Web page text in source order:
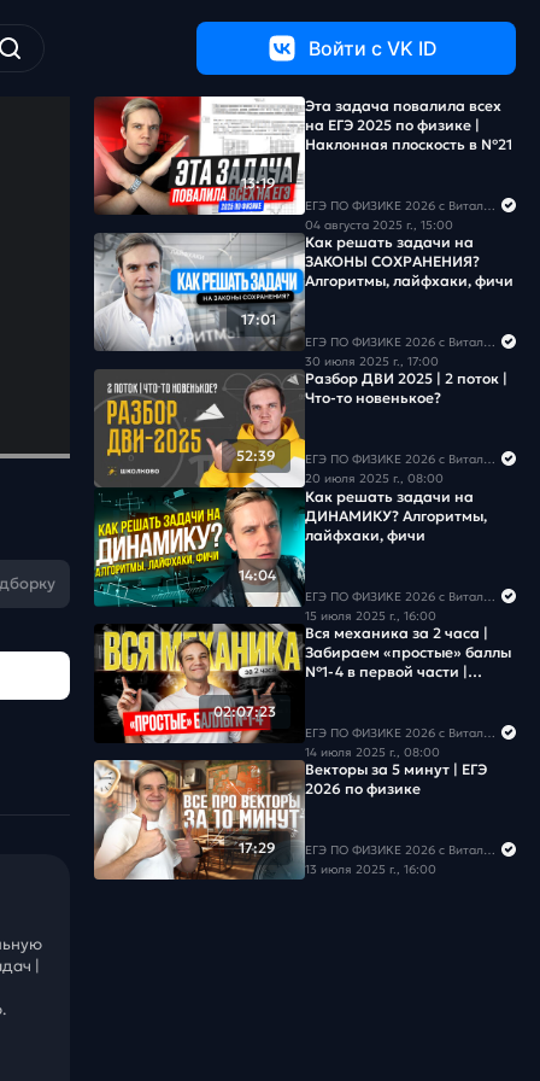
Войти c VK ID
|
13:19
Эта задача повалила всех
на ЕГЭ 2025 по физике |
Наклонная плоскость в №21
ЕГЭ ПО ФИЗИКЕ 2026 с Виталичем
04 августа 2025 г., 15:00
17:01
Как решать задачи на
ЗАКОНЫ СОХРАНЕНИЯ?
Алгоритмы, лайфхаки, фичи
ЕГЭ ПО ФИЗИКЕ 2026 с Виталичем
30 июля 2025 г., 17:00
52:39
Разбор ДВИ 2025 | 2 поток |
Что-то новенькое?
ЕГЭ ПО ФИЗИКЕ 2026 с Виталичем
20 июля 2025 г., 08:00
14:04
Как решать задачи на
ДИНАМИКУ? Алгоритмы,
лайфхаки, фичи
ЕГЭ ПО ФИЗИКЕ 2026 с Виталичем
15 июля 2025 г., 16:00
02:07:23
Вся механика за 2 часа |
Забираем «простые» баллы
№1-4 в первой части |
ЕГЭ ПО ФИЗИКЕ 2026 с Виталичем
14 июля 2025 г., 08:00
17:29
Векторы за 5 минут | ЕГЭ
2026 по физике
ЕГЭ ПО ФИЗИКЕ 2026 с Виталичем
13 июля 2025 г., 16:00